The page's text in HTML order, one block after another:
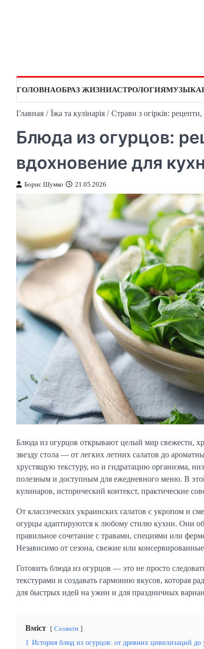
ГОЛОВНАОБРАЗ ЖИЗНИАСТРОЛОГИЯМУЗЫКА
Главная Їжа та кулінарія Страви з огірків:
Блюда из огурцов:
вдохновение для
Борис Шумко 21.05.2026
Блюда из огурцов открывают целый мир свежести,
звезду стола — от легких летних салатов до
хрустящую текстуру, но и гидратацию организма,
полезным и доступным для ежедневного меню. В
кулинаров, исторический контекст, практические
От классических украинских салатов с укропом и
огурцы адаптируются к любому стилю кухни. Они
правильное сочетание с травами, специями или
Независимо от сезона, свежие или
Готовить блюда из огурцов — это не просто
текстурами и создавать гармонию вкусов, которая
для быстрых идей на ужин и для праздничных
Вміст Сховати
1 История блюд из огурцов: от древних цивилизаций до